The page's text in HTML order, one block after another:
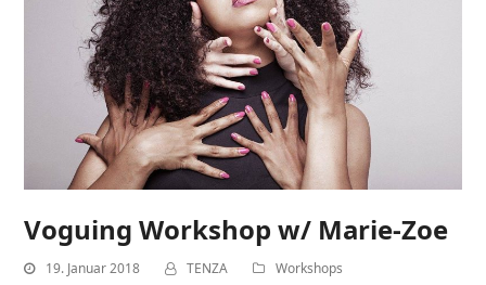
Voguing Workshop w/ Marie-Zoe
19. Januar 2018 TENZA Workshops